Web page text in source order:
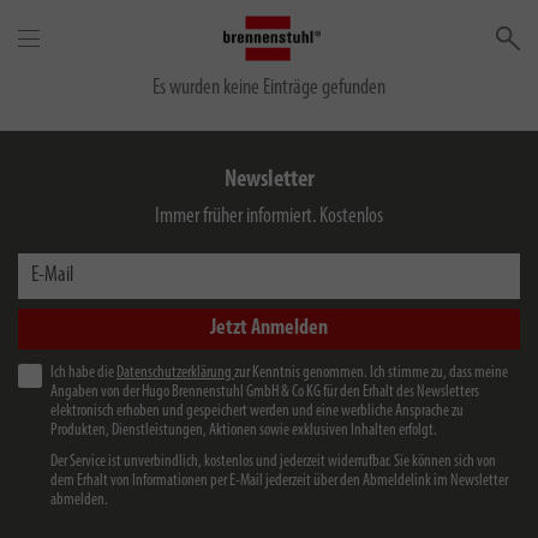
Es wurden keine Einträge gefunden
Newsletter
Immer früher informiert. Kostenlos
E-Mail
Jetzt Anmelden
Ich habe die Datenschutzerklärung zur Kenntnis genommen. Ich stimme zu, dass meine
Angaben von der Hugo Brennenstuhl GmbH & Co KG für den Erhalt des Newsletters
elektronisch erhoben und gespeichert werden und eine werbliche Ansprache zu
Produkten, Dienstleistungen, Aktionen sowie exklusiven Inhalten erfolgt.
Der Service ist unverbindlich, kostenlos und jederzeit widerrufbar. Sie können sich von
dem Erhalt von Informationen per E-Mail jederzeit über den Abmeldelink im Newsletter
abmelden.